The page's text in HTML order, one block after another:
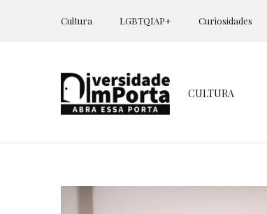
Cultura LGBTQIAP+ Curiosidades
CULTURA